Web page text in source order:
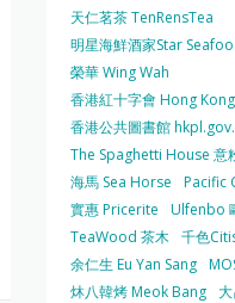
天仁茗茶 TenRensTea
明星海鮮酒家Star
榮華 Wing Wah
香港紅十字會 Hong
香港公共圖書館
The Spaghetti House 意
海馬 Sea Horse
Pacific
實惠 Pricerite
Ulfenbo
TeaWood 茶木 千色
余仁生 Eu Yan Sang
炑八韓烤 Meok Bang